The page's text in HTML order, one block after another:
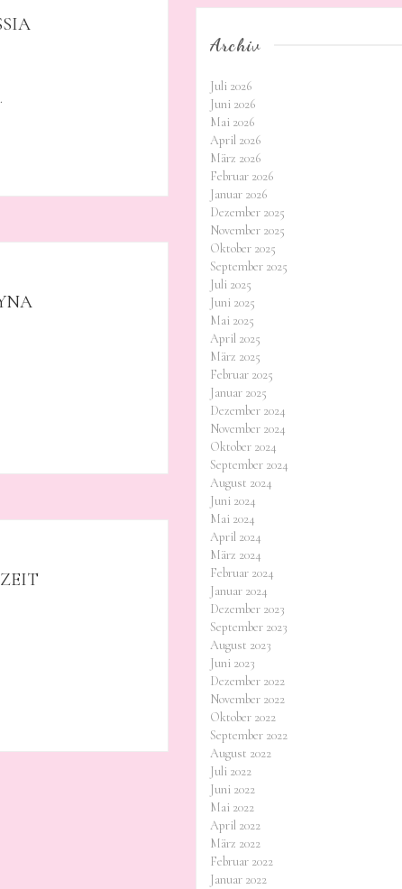
Archiv
Juli 2026
Juni 2026
Mai 2026
April 2026
März 2026
Februar 2026
Januar 2026
Dezember 2025
November 2025
Oktober 2025
September 2025
Juli 2025
Juni 2025
Mai 2025
April 2025
März 2025
Februar 2025
Januar 2025
Dezember 2024
November 2024
Oktober 2024
September 2024
August 2024
Juni 2024
Mai 2024
April 2024
März 2024
Februar 2024
Januar 2024
Dezember 2023
September 2023
August 2023
Juni 2023
Dezember 2022
November 2022
Oktober 2022
September 2022
August 2022
Juli 2022
Juni 2022
Mai 2022
April 2022
März 2022
Februar 2022
Januar 2022